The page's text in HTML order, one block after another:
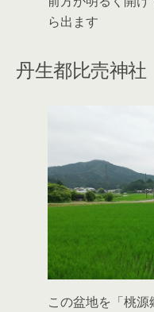
ら出ます
丹生都比売神社
この盆地を「桃